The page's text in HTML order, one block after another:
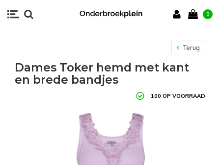
0
Terug
Dames Toker hemd met kant
en brede bandjes
100 OP VOORRAAD